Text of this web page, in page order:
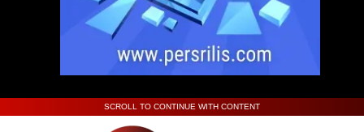
SCROLL TO CONTINUE WITH CONTENT